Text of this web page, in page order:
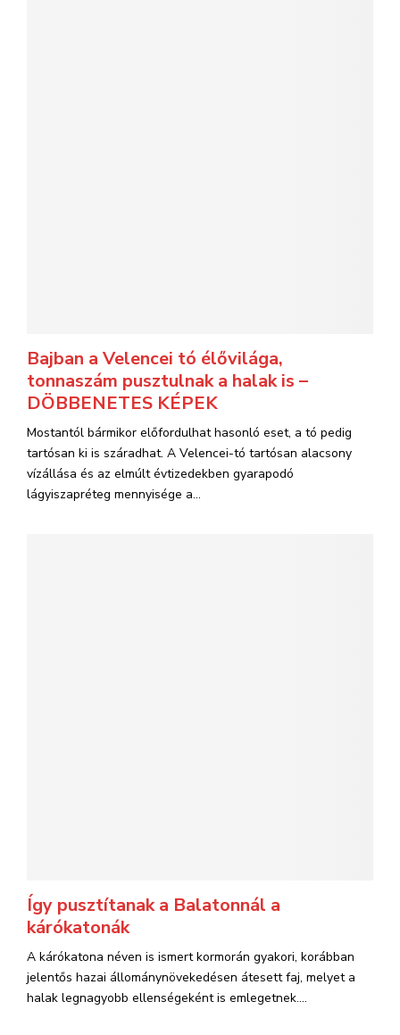
Bajban a Velencei tó élővilága,
tonnaszám pusztulnak a halak is –
DÖBBENETES KÉPEK
Mostantól bármikor előfordulhat hasonló eset, a tó pedig
tartósan ki is száradhat. A Velencei-tó tartósan alacsony
vízállása és az elmúlt évtizedekben gyarapodó
lágyiszapréteg mennyisége a...
Így pusztítanak a Balatonnál a
kárókatonák
A kárókatona néven is ismert kormorán gyakori, korábban
jelentős hazai állománynövekedésen átesett faj, melyet a
halak legnagyobb ellenségeként is emlegetnek....